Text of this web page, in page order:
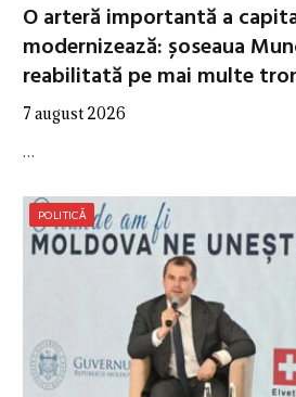
O arteră importantă a
modernizează: șoseaua
reabilitată pe mai multe
7 august 2026
…
POLITICĂ